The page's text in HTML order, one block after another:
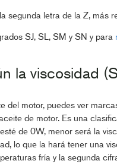
segunda letra de la Z, más
SJ, SL, SM y SN y para
la viscosidad
del motor, puedes ver
de motor. Es una
de 0W, menor será la
lo que la hará tener una
fría y la segunda